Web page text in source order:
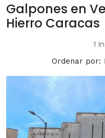
Galpones en
Hierro Caracas
1
Ordenar por: